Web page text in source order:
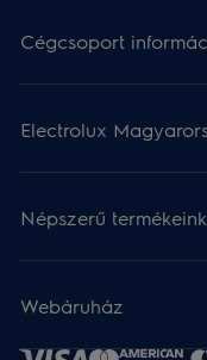
Cégcsoport
Electrolux
Népszerű termékeink
Webáruház​